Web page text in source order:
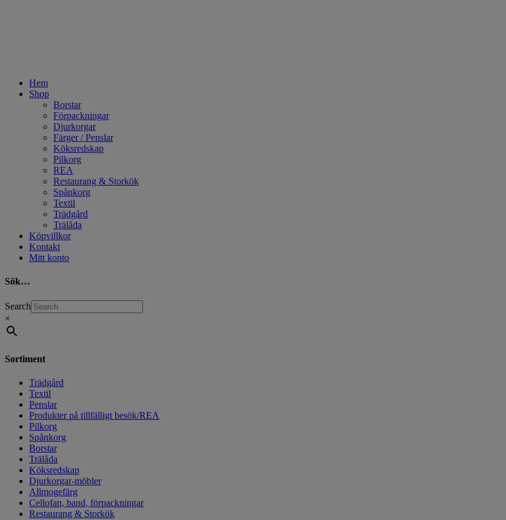
Hem
Shop
Borstar
Förpackningar
Djurkorgar
Färger / Penslar
Köksredskap
Pilkorg
REA
Restaurang & Storkök
Spånkorg
Textil
Trädgård
Trälåda
Köpvillkor
Kontakt
Mitt konto
Sök…
Search
×
Sortiment
Trädgård
Textil
Penslar
Produkter på tillfälligt besök/REA
Pilkorg
Spånkorg
Borstar
Trälåda
Köksredskap
Djurkorgar-möbler
Allmogefärg
Cellofan, band, förpackningar
Restaurang & Storkök